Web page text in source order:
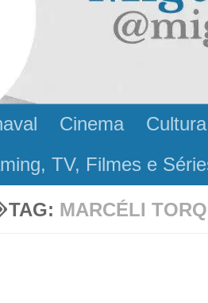
Cinema Cultura
TV, Filmes e
TAG: MARCÉLI